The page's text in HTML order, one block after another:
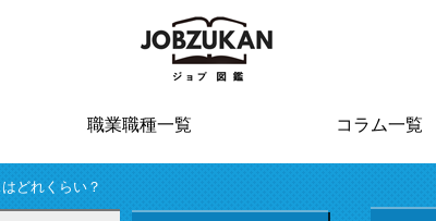
職業職種一覧 コラム一覧
どれくらい？